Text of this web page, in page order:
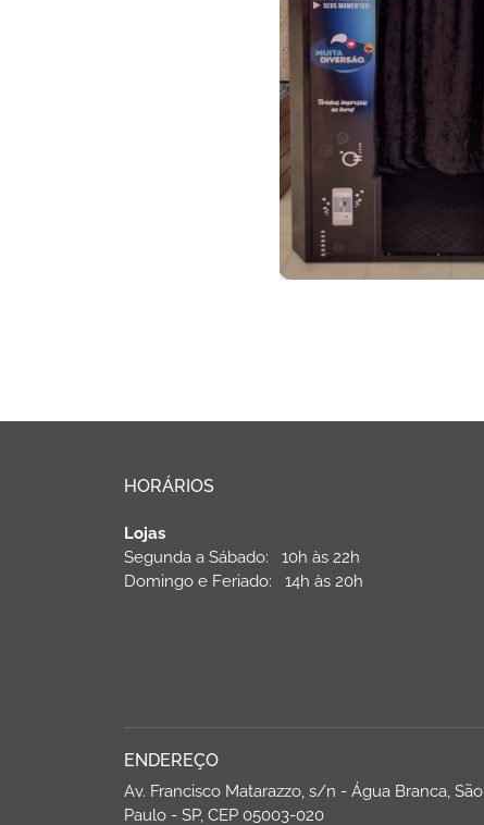
HORÁRIOS
Lojas
Segunda a Sábado: 10h às 22h
Domingo e Feriado: 14h às 20h
ENDEREÇO
Av. Francisco Matarazzo, s/n - Água Branca, São
Paulo - SP, CEP 05003-020